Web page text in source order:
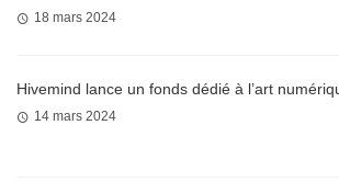
18 mars 2024
Hivemind lance un fonds dédié à l’art
14 mars 2024